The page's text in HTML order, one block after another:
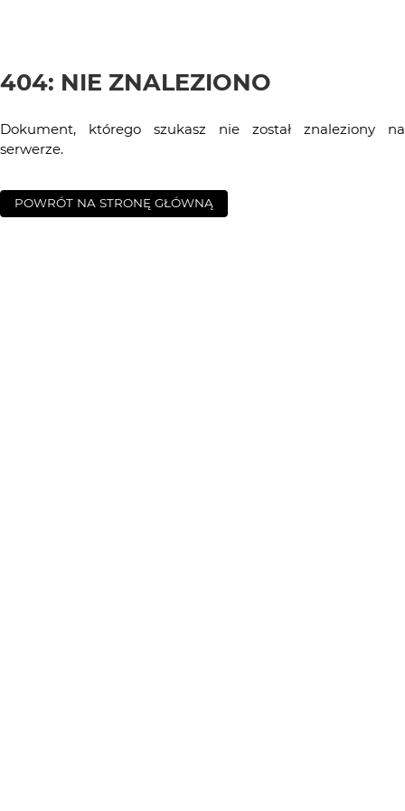
404: NIE ZNALEZIONO
Dokument, którego szukasz nie został znaleziony na
serwerze.
POWRÓT NA STRONĘ GŁÓWNĄ